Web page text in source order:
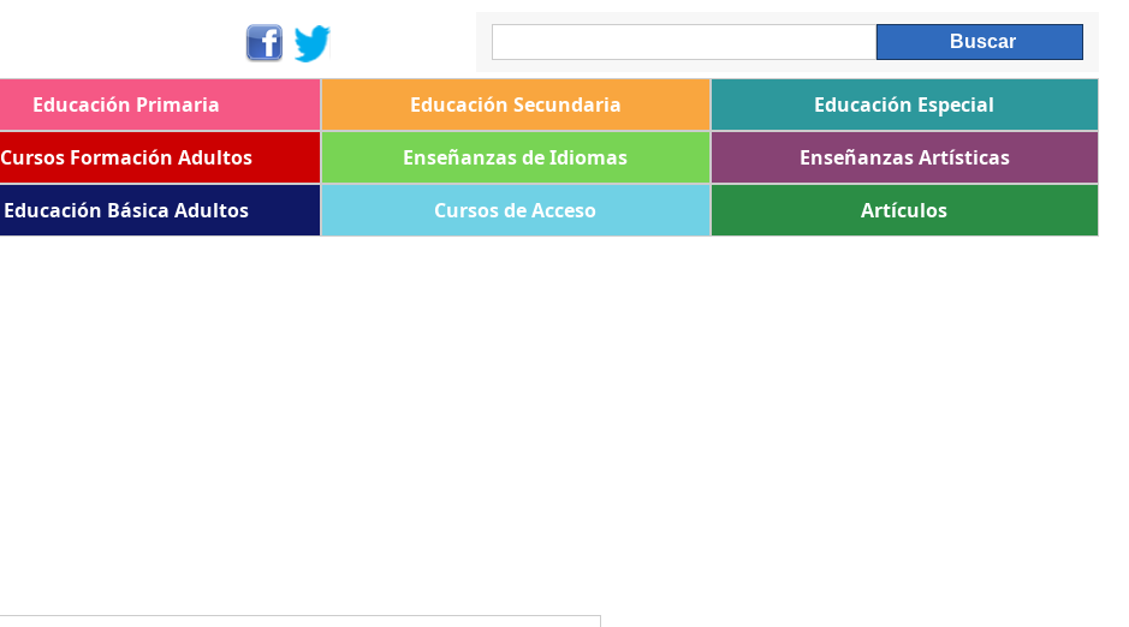
Educación Primaria Educación Secundaria
Educación Especial
Cursos Formación Adultos Enseñanzas de Idiomas
Enseñanzas Artísticas
Educación Básica Adultos Cursos de Acceso Artículos